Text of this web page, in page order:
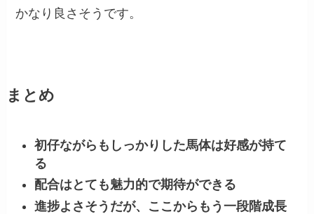
かなり良さそうです。
まとめ
初仔ながらもしっかりした馬体は好感が持て
る
配合はとても魅力的で期待ができる
進捗よさそうだが、ここからもう一段階成長